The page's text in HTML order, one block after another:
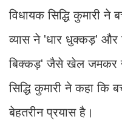
विधायक सिद्धि कुमारी
व्यास ने 'धार धुक्कड़'
बिक्कड़' जैसे खेल जमकर
सिद्धि कुमारी ने कहा कि
बेहतरीन प्रयास है।